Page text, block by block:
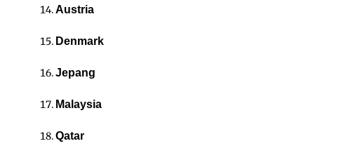
Austria
Denmark
Jepang
Malaysia
Qatar